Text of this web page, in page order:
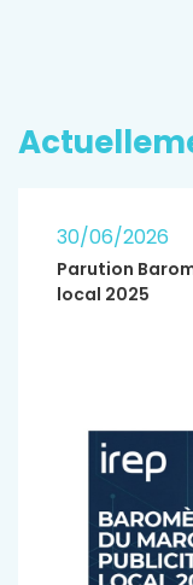
30/06/2026
Parution
local 2025